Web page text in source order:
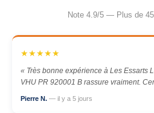
Note 4.9/5 — Plus de
★★★★★
« Très bonne expérience à Les Essarts
VHU PR 920001 B rassure vraiment.
Pierre N. — il y a 5 jours